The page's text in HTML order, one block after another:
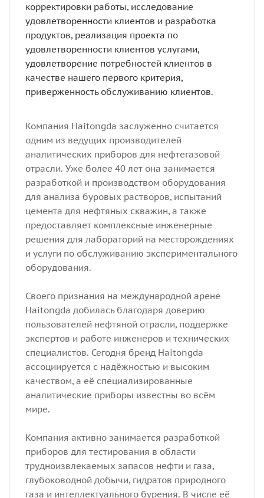
корректировки работы, исследование
удовлетворенности клиентов и разработка
продуктов, реализация проекта по
удовлетворенности клиентов услугами,
удовлетворение потребностей клиентов в
качестве нашего первого критерия,
приверженность обслуживанию клиентов.
Компания Haitongda заслуженно считается
одним из ведущих производителей
аналитических приборов для нефтегазовой
отрасли. Уже более 40 лет она занимается
разработкой и производством оборудования
для анализа буровых растворов, испытаний
цемента для нефтяных скважин, а также
предоставляет комплексные инженерные
решения для лабораторий на месторождениях
и услуги по обслуживанию экспериментального
оборудования.
Своего признания на международной арене
Haitongda добилась благодаря доверию
пользователей нефтяной отрасли, поддержке
экспертов и работе инженеров и технических
специалистов. Сегодня бренд Haitongda
ассоциируется с надёжностью и высоким
качеством, а её специализированные
аналитические приборы известны во всём
мире.
Компания активно занимается разработкой
приборов для тестирования в области
трудноизвлекаемых запасов нефти и газа,
глубоководной добычи, гидратов природного
газа и интеллектуального бурения. В числе её